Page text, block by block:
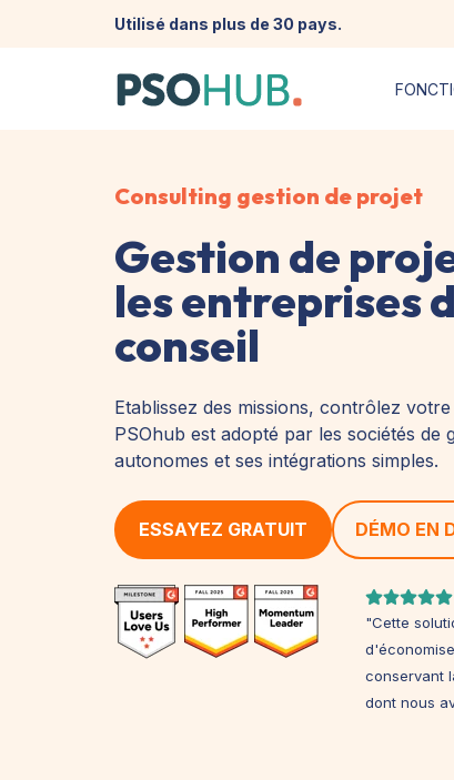
Utilisé dans plus de 30 pays.
Consulting gestion de projet
Gestion de
les entreprises
conseil
Etablissez des missions, contrôlez
PSOhub est adopté par les sociétés de
autonomes et ses intégrations simples.
ESSAYEZ GRATUIT DÉMO EN
"Cette
conservant
dont nous